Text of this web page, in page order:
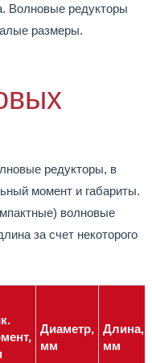
Волновые редукторы
размеры.
редукторы, в
момент и габариты.
волновые
за счет некоторого
Диаметр,
мм
Длина,
мм